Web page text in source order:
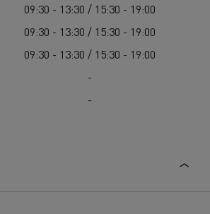
09:30 - 13:30 / 15:30 - 19:00
09:30 - 13:30 / 15:30 - 19:00
09:30 - 13:30 / 15:30 - 19:00
-
-